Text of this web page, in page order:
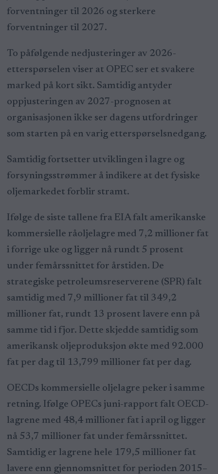
forventninger til 2026 og sterkere
forventninger til 2027.
To påfølgende nedjusteringer av 2026-
etterspørselen viser at OPEC ser et svakere
marked på kort sikt. Samtidig antyder
oppjusteringen av 2027-prognosen at
organisasjonen ikke ser dagens utfordringer
som starten på en varig etterspørselsnedgang.
Samtidig fortsetter utviklingen i lagre og
forsyningsstrømmer å indikere at det fysiske
oljemarkedet forblir stramt.
Ifølge de siste tallene fra EIA falt amerikanske
kommersielle råoljelagre med 7,2 millioner fat
i forrige uke og ligger nå rundt 5 prosent
under femårssnittet for årstiden. De
strategiske petroleumsreserverene (SPR) falt
samtidig med 7,9 millioner fat til 349,2
millioner fat, rundt 13 prosent lavere enn på
samme tid i fjor. Dette skjedde samtidig som
amerikansk oljeproduksjon økte med 92.000
fat per dag til 13,799 millioner fat per dag.
OECDs kommersielle oljelagre peker i samme
retning. Ifølge OPECs juni-rapport falt OECD-
lagrene med 48,4 millioner fat i april og ligger
nå 53,7 millioner fat under femårssnittet.
Samtidig er lagrene hele 179,5 millioner fat
lavere enn gjennomsnittet for perioden 2015–